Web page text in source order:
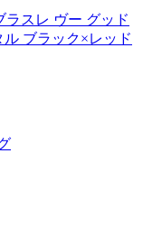
スレ ヴー グッド
ブラック×レッド